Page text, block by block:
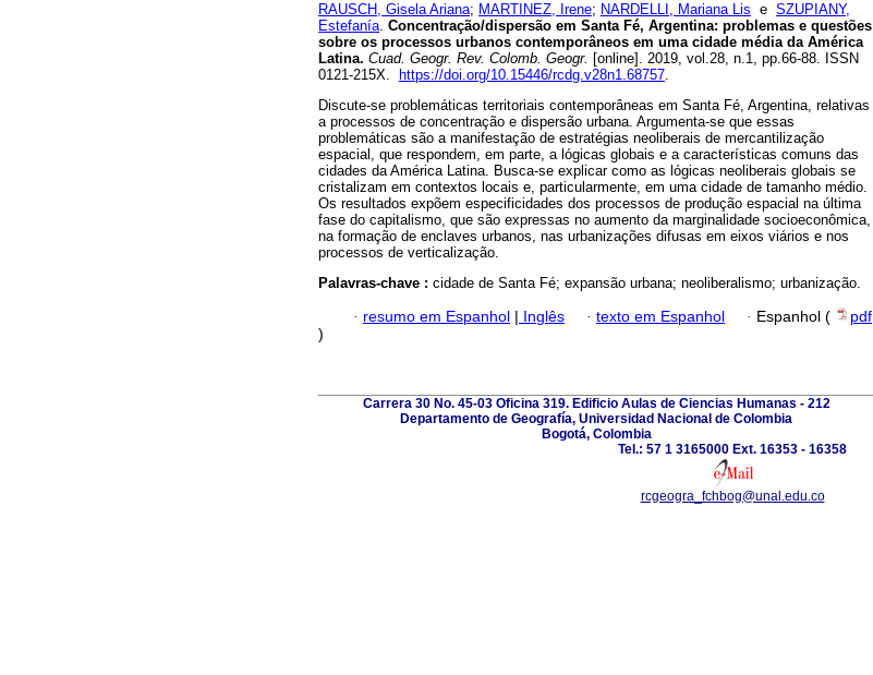
RAUSCH, Gisela Ariana; MARTINEZ, Irene; NARDELLI, Mariana Lis e SZUPIANY,
Estefanía. Concentração/dispersão em Santa Fé, Argentina: problemas e questões
sobre os processos urbanos contemporâneos em uma cidade média da América
Latina. Cuad. Geogr. Rev. Colomb. Geogr. [online]. 2019, vol.28, n.1, pp.66-88. ISSN
0121-215X.
https://doi.org/10.15446/rcdg.v28n1.68757.
Discute-se problemáticas territoriais contemporâneas em Santa Fé, Argentina, relativas
a processos de concentração e dispersão urbana. Argumenta-se que essas
problemáticas são a manifestação de estratégias neoliberais de mercantilização
espacial, que respondem, em parte, a lógicas globais e a características comuns das
cidades da América Latina. Busca-se explicar como as lógicas neoliberais globais se
cristalizam em contextos locais e, particularmente, em uma cidade de tamanho médio.
Os resultados expõem especificidades dos processos de produção espacial na última
fase do capitalismo, que são expressas no aumento da marginalidade socioeconômica,
na formação de enclaves urbanos, nas urbanizações difusas em eixos viários e nos
processos de verticalização.
Palavras-chave : cidade de Santa Fé; expansão urbana; neoliberalismo; urbanização.
· resumo em Espanhol | Inglês · texto em Espanhol · Espanhol (
pdf
)
Carrera 30 No. 45-03 Oficina 319. Edificio Aulas de Ciencias Humanas - 212
Departamento de Geografía, Universidad Nacional de Colombia
Bogotá, Colombia
Tel.: 57 1 3165000 Ext. 16353 - 16358
rcgeogra_fchbog@unal.edu.co